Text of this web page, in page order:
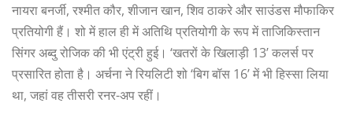
नायरा बनर्जी, रश्मीत कौर, शीजान खान, शिव ठाकरे और साउंडस मौफाकिर
प्रतियोगी हैं। शो में हाल ही में अतिथि प्रतियोगी के रूप में ताजिकिस्तान
सिंगर अब्दु रोजिक की भी एंट्री हुई। ‘खतरों के खिलाड़ी 13’ कलर्स पर
प्रसारित होता है। अर्चना ने रियलिटी शो ‘बिग बॉस 16’ में भी हिस्सा लिया
था, जहां वह तीसरी रनर-अप रहीं।